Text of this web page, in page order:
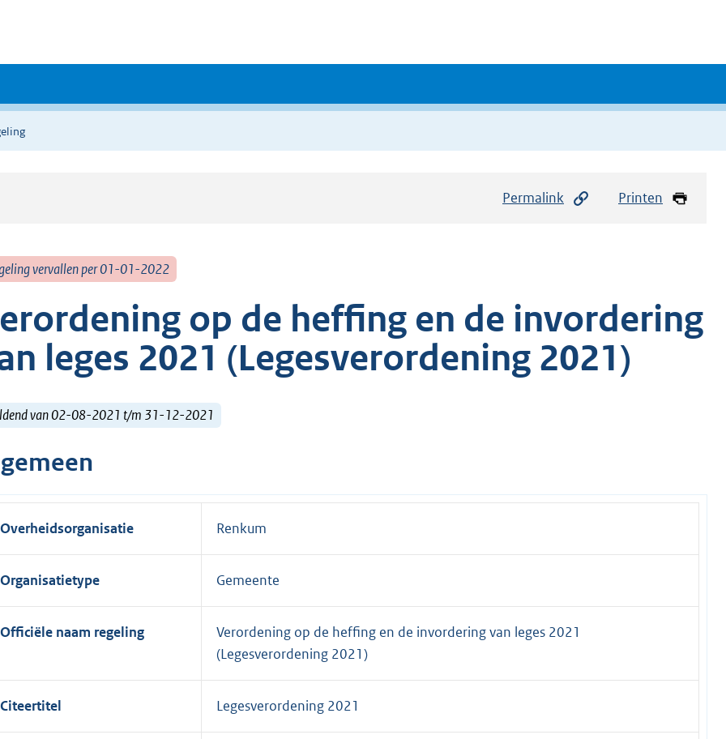
Permalink Printen
vervallen per 01-01-2022
op de heffing en de invordering
leges 2021 (Legesverordening 2021)
van 02-08-2021 t/m 31-12-2021
Overheidsorganisatie Renkum
Organisatietype Gemeente
Officiële naam regeling
Verordening op de heffing en de invordering van leges 2021
(Legesverordening 2021)
Citeertitel Legesverordening 2021